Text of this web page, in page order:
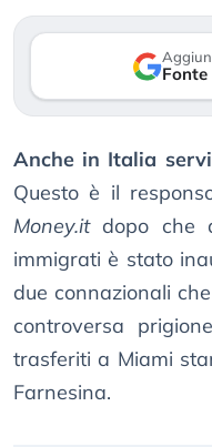
Anche in Italia
Questo è il
Money.itdopo che
immigrati è stato
due connazionali
controversa
trasferiti a Miami
Farnesina.